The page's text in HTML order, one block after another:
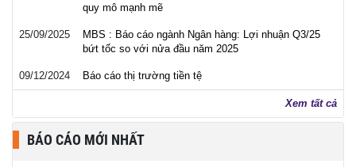
quy mô mạnh mẽ
25/09/2025
MBS : Báo cáo ngành Ngân hàng: Lợi nhuận Q3/25
bứt tốc so với nửa đầu năm 2025
09/12/2024 Báo cáo thị trường tiền tệ
Xem tất cả
BÁO CÁO MỚI NHẤT